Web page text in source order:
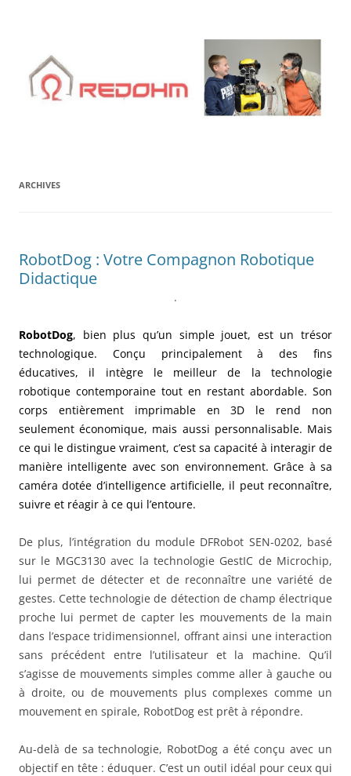
ARCHIVES
RobotDog : Votre Compagnon Robotique
Didactique
.
RobotDog, bien plus qu’un simple jouet, est un trésor
technologique. Conçu principalement à des fins
éducatives, il intègre le meilleur de la technologie
robotique contemporaine tout en restant abordable. Son
corps entièrement imprimable en 3D le rend non
seulement économique, mais aussi personnalisable. Mais
ce qui le distingue vraiment, c’est sa capacité à interagir de
manière intelligente avec son environnement. Grâce à sa
caméra dotée d’intelligence artificielle, il peut reconnaître,
suivre et réagir à ce qui l’entoure.
De plus, l’intégration du module DFRobot SEN-0202, basé
sur le MGC3130 avec la technologie GestIC de Microchip,
lui permet de détecter et de reconnaître une variété de
gestes. Cette technologie de détection de champ électrique
proche lui permet de capter les mouvements de la main
dans l’espace tridimensionnel, offrant ainsi une interaction
sans précédent entre l’utilisateur et la machine. Qu’il
s’agisse de mouvements simples comme aller à gauche ou
à droite, ou de mouvements plus complexes comme un
mouvement en spirale, RobotDog est prêt à répondre.
Au-delà de sa technologie, RobotDog a été conçu avec un
objectif en tête : éduquer. C’est un outil idéal pour ceux qui